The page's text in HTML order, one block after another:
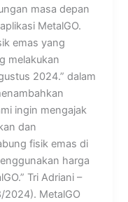
masa depan
MetalGO.
emas yang
melakukan
2024.” dalam
ingin mengajak
dan
fisik emas di
harga
Tri Adriani –
2024). MetalGO